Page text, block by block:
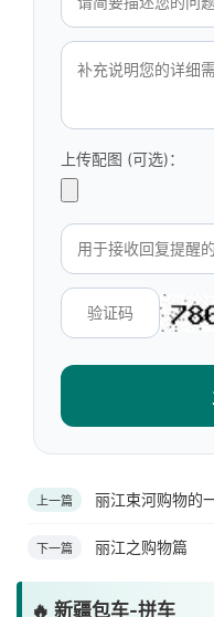
上传配图 (可选)：
上一篇 丽江束河购物的
下一篇 丽江之购物篇
🔥 新疆包车-拼车